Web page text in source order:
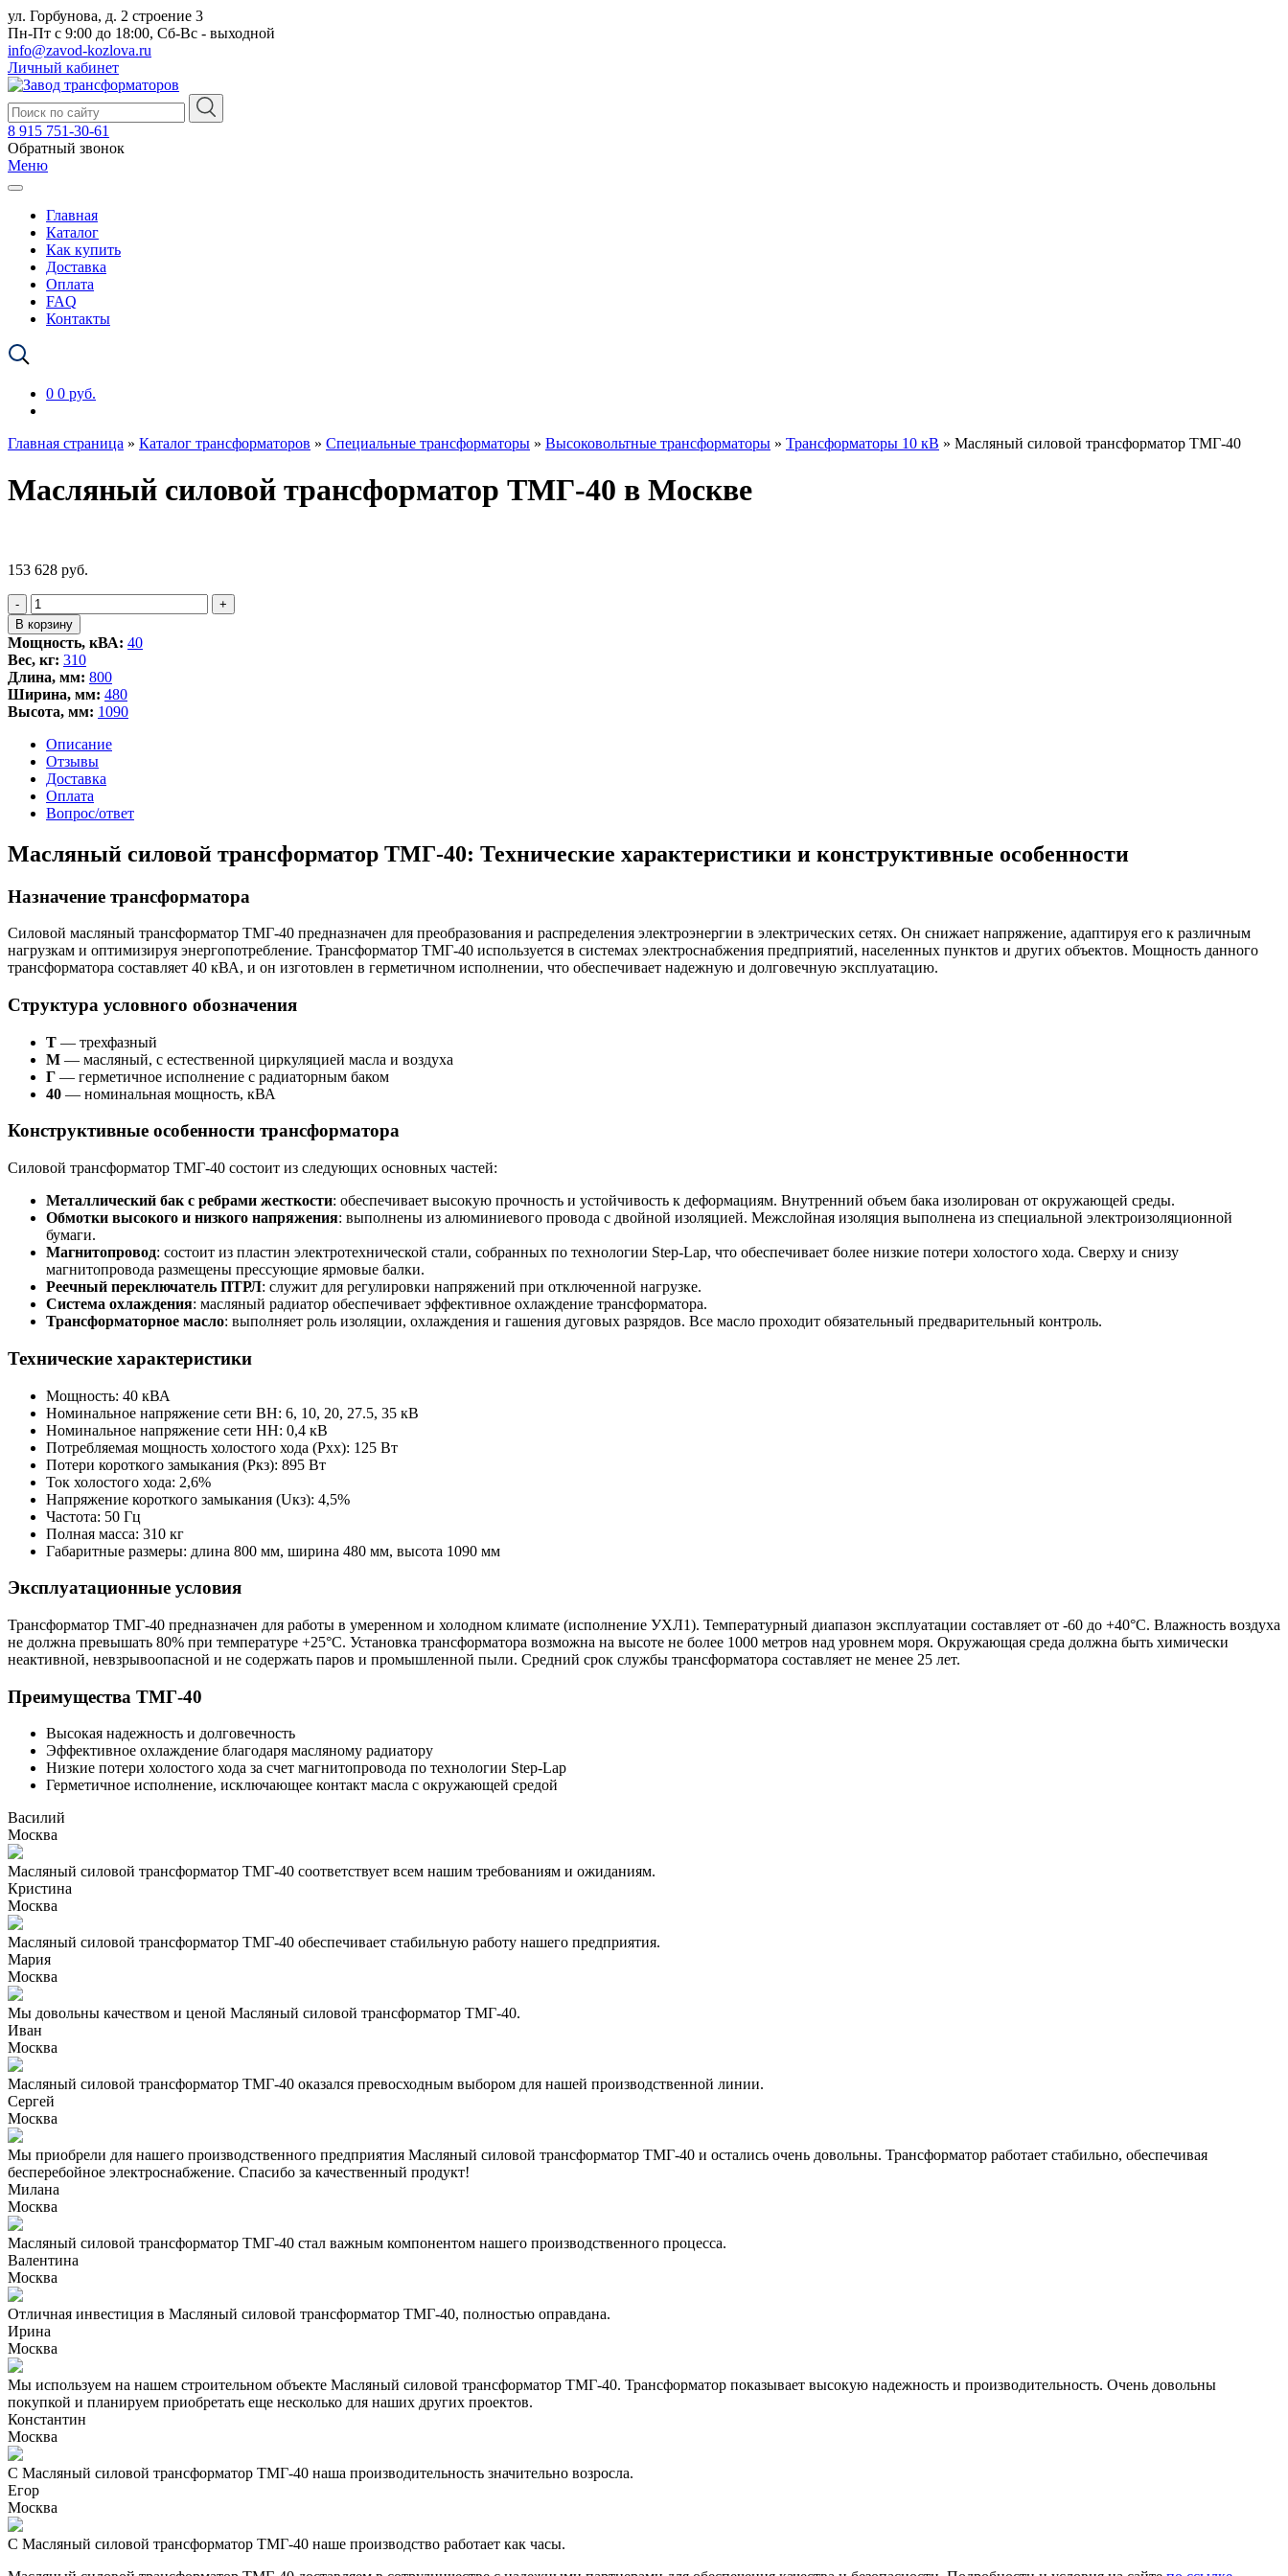
ул. Горбунова, д. 2 строение 3
Пн-Пт с 9:00 до 18:00, Сб-Вс - выходной
info@zavod-kozlova.ru
Личный кабинет
8 915 751-30-61
Обратный звонок
Меню
Главная
Каталог
Как купить
Доставка
Оплата
FAQ
Контакты
0 0 руб.
Главная страница » Каталог трансформаторов » Специальные трансформаторы » Высоковольтные трансформаторы » Трансформаторы 10 кВ » Масляный силовой трансформатор ТМГ-40
Масляный силовой трансформатор ТМГ-40 в Москве
153 628 руб.
-
Количество
товара
Масляный
силовой
трансформатор
ТМГ-40
+
В корзину
Мощность, кВА: 40
Вес, кг: 310
Длина, мм: 800
Ширина, мм: 480
Высота, мм: 1090
Описание
Отзывы
Доставка
Оплата
Вопрос/ответ
Масляный силовой трансформатор ТМГ-40: Технические характеристики и конструктивные особенности
Назначение трансформатора
Силовой масляный трансформатор ТМГ-40 предназначен для преобразования и распределения электроэнергии в электрических сетях. Он снижает напряжение, адаптируя его к различным
нагрузкам и оптимизируя энергопотребление. Трансформатор ТМГ-40 используется в системах электроснабжения предприятий, населенных пунктов и других объектов. Мощность данного
трансформатора составляет 40 кВА, и он изготовлен в герметичном исполнении, что обеспечивает надежную и долговечную эксплуатацию.
Структура условного обозначения
Т — трехфазный
М — масляный, с естественной циркуляцией масла и воздуха
Г — герметичное исполнение с радиаторным баком
40 — номинальная мощность, кВА
Конструктивные особенности трансформатора
Силовой трансформатор ТМГ-40 состоит из следующих основных частей:
Металлический бак с ребрами жесткости: обеспечивает высокую прочность и устойчивость к деформациям. Внутренний объем бака изолирован от окружающей среды.
Обмотки высокого и низкого напряжения: выполнены из алюминиевого провода с двойной изоляцией. Межслойная изоляция выполнена из специальной электроизоляционной
бумаги.
Магнитопровод: состоит из пластин электротехнической стали, собранных по технологии Step-Lap, что обеспечивает более низкие потери холостого хода. Сверху и снизу
магнитопровода размещены прессующие ярмовые балки.
Реечный переключатель ПТРЛ: служит для регулировки напряжений при отключенной нагрузке.
Система охлаждения: масляный радиатор обеспечивает эффективное охлаждение трансформатора.
Трансформаторное масло: выполняет роль изоляции, охлаждения и гашения дуговых разрядов. Все масло проходит обязательный предварительный контроль.
Технические характеристики
Мощность: 40 кВА
Номинальное напряжение сети ВН: 6, 10, 20, 27.5, 35 кВ
Номинальное напряжение сети НН: 0,4 кВ
Потребляемая мощность холостого хода (Рхх): 125 Вт
Потери короткого замыкания (Ркз): 895 Вт
Ток холостого хода: 2,6%
Напряжение короткого замыкания (Uкз): 4,5%
Частота: 50 Гц
Полная масса: 310 кг
Габаритные размеры: длина 800 мм, ширина 480 мм, высота 1090 мм
Эксплуатационные условия
Трансформатор ТМГ-40 предназначен для работы в умеренном и холодном климате (исполнение УХЛ1). Температурный диапазон эксплуатации составляет от -60 до +40°C. Влажность воздуха
не должна превышать 80% при температуре +25°C. Установка трансформатора возможна на высоте не более 1000 метров над уровнем моря. Окружающая среда должна быть химически
неактивной, невзрывоопасной и не содержать паров и промышленной пыли. Средний срок службы трансформатора составляет не менее 25 лет.
Преимущества ТМГ-40
Высокая надежность и долговечность
Эффективное охлаждение благодаря масляному радиатору
Низкие потери холостого хода за счет магнитопровода по технологии Step-Lap
Герметичное исполнение, исключающее контакт масла с окружающей средой
Василий
Москва
Масляный силовой трансформатор ТМГ-40 соответствует всем нашим требованиям и ожиданиям.
Кристина
Москва
Масляный силовой трансформатор ТМГ-40 обеспечивает стабильную работу нашего предприятия.
Мария
Москва
Мы довольны качеством и ценой Масляный силовой трансформатор ТМГ-40.
Иван
Москва
Масляный силовой трансформатор ТМГ-40 оказался превосходным выбором для нашей производственной линии.
Сергей
Москва
Мы приобрели для нашего производственного предприятия Масляный силовой трансформатор ТМГ-40 и остались очень довольны. Трансформатор работает стабильно, обеспечивая
бесперебойное электроснабжение. Спасибо за качественный продукт!
Милана
Москва
Масляный силовой трансформатор ТМГ-40 стал важным компонентом нашего производственного процесса.
Валентина
Москва
Отличная инвестиция в Масляный силовой трансформатор ТМГ-40, полностью оправдана.
Ирина
Москва
Мы используем на нашем строительном объекте Масляный силовой трансформатор ТМГ-40. Трансформатор показывает высокую надежность и производительность. Очень довольны
покупкой и планируем приобретать еще несколько для наших других проектов.
Константин
Москва
С Масляный силовой трансформатор ТМГ-40 наша производительность значительно возросла.
Егор
Москва
С Масляный силовой трансформатор ТМГ-40 наше производство работает как часы.